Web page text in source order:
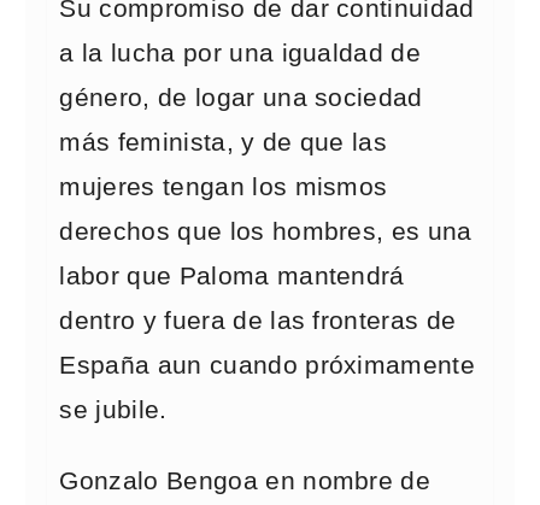
Su compromiso de dar continuidad
a la lucha por una igualdad de
género, de logar una sociedad
más feminista, y de que las
mujeres tengan los mismos
derechos que los hombres, es una
labor que Paloma mantendrá
dentro y fuera de las fronteras de
España aun cuando próximamente
se jubile.
Gonzalo Bengoa en nombre de